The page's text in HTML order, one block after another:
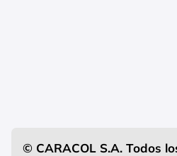
© CARACOL S.A. Todos